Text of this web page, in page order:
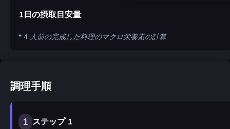
1日の摂取目安量
* 4 人前の完成した料理のマクロ栄養素の計算
調理手順
1 ステップ 1